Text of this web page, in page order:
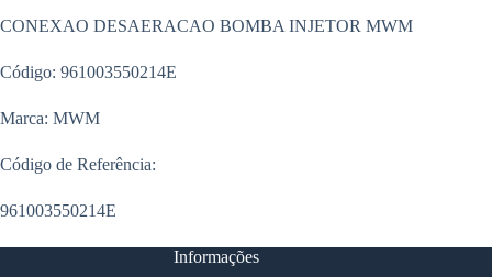
CONEXAO DESAERACAO BOMBA INJETOR MWM
Código: 961003550214E
Marca: MWM
Código de Referência:
961003550214E
Informações